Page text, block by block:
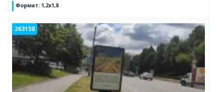
Формат: 1,2х1,8
263158